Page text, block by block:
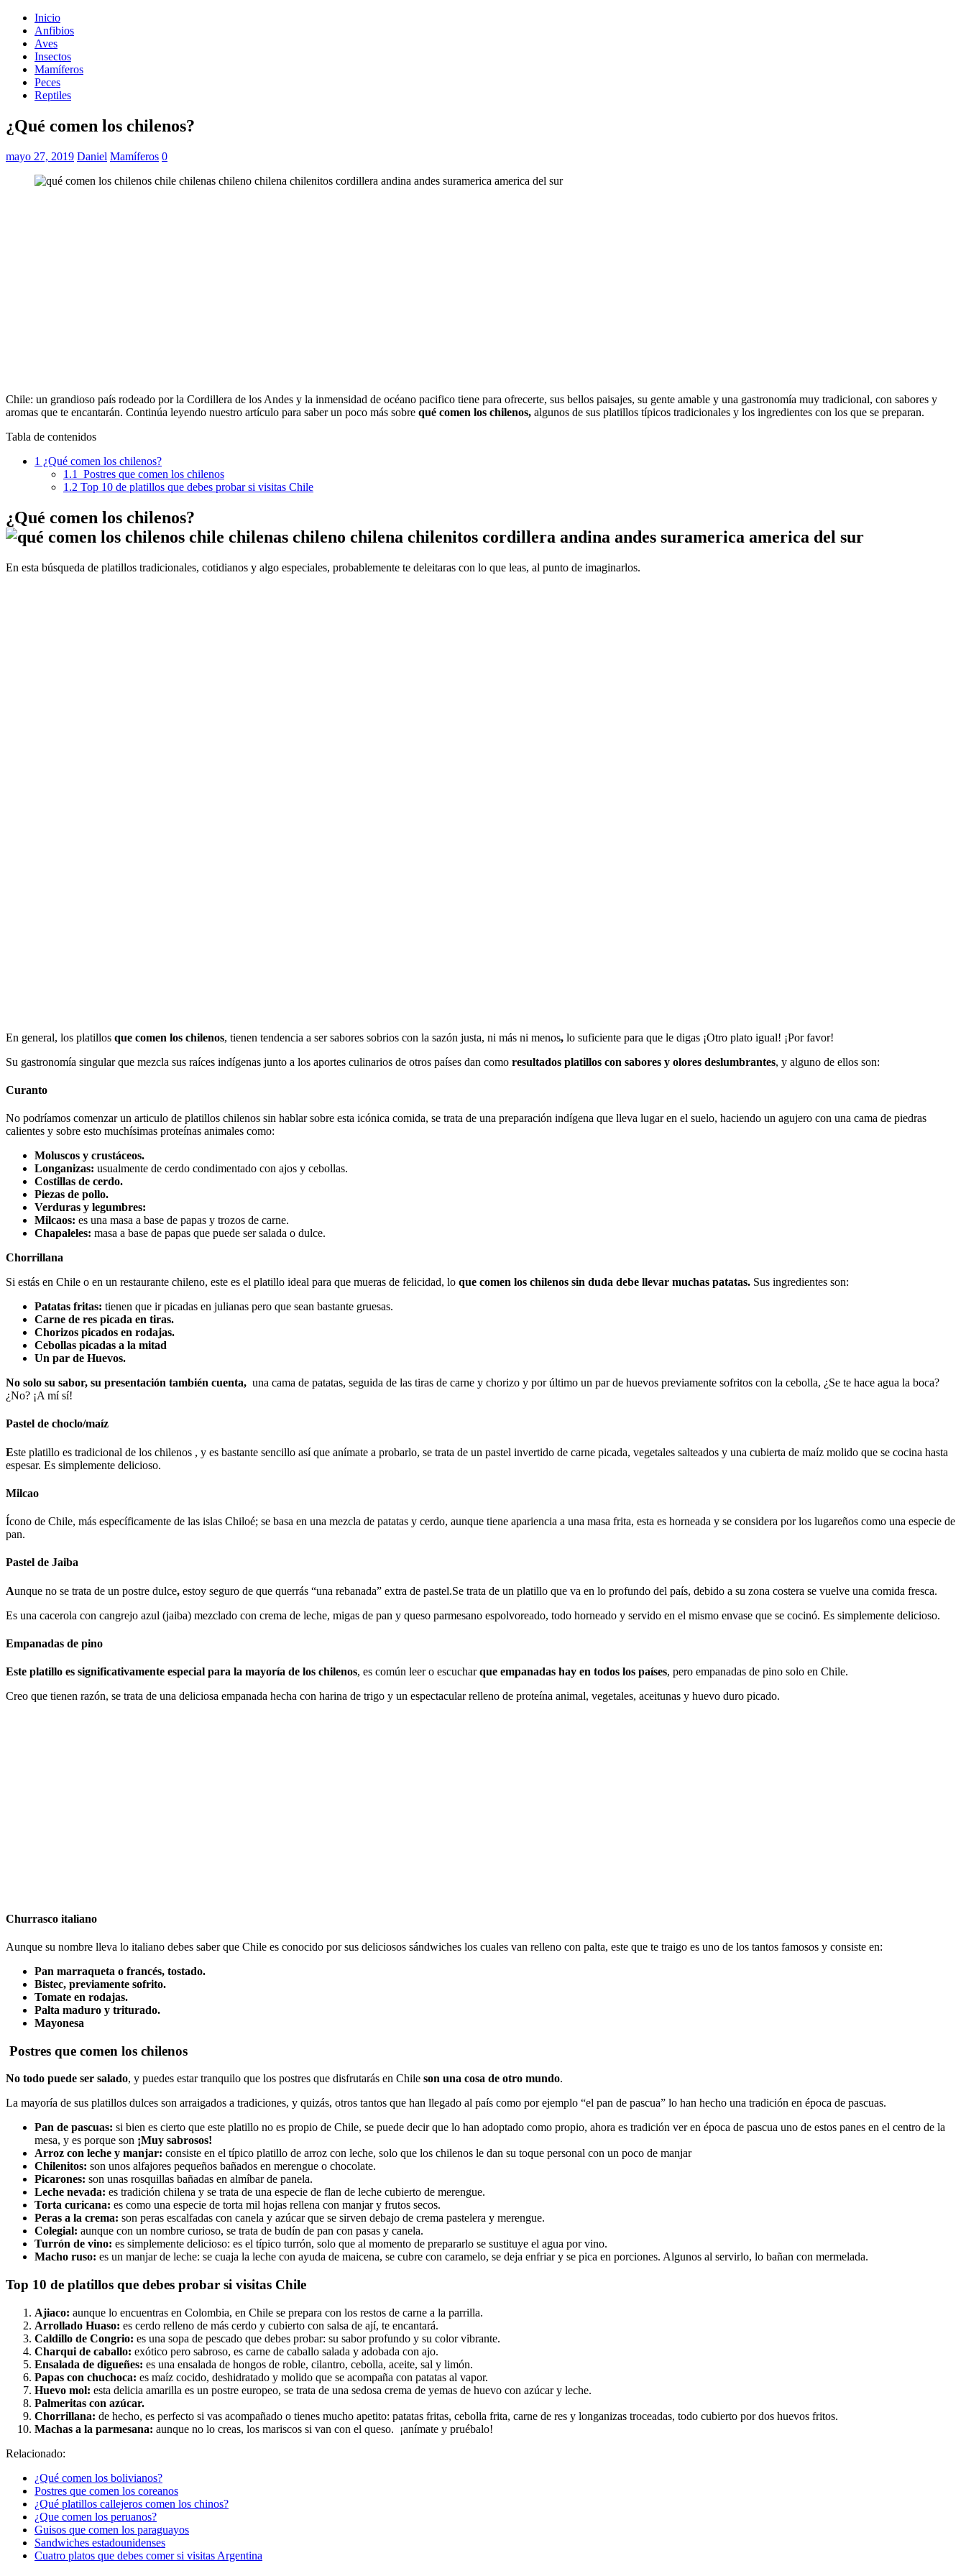
Inicio
Anfibios
Aves
Insectos
Mamíferos
Peces
Reptiles
¿Qué comen los chilenos?
mayo 27, 2019 Daniel Mamíferos 0
Chile: un grandioso país rodeado por la Cordillera de los Andes y la inmensidad de océano pacifico tiene para ofrecerte, sus bellos paisajes, su gente amable y una gastronomía muy tradicional, con sabores y
aromas que te encantarán. Continúa leyendo nuestro artículo para saber un poco más sobre qué comen los chilenos, algunos de sus platillos típicos tradicionales y los ingredientes con los que se preparan.
Tabla de contenidos
1 ¿Qué comen los chilenos?
1.1
Postres que comen los chilenos
1.2 Top 10 de platillos que debes probar si visitas Chile
¿Qué comen los chilenos?
En esta búsqueda de platillos tradicionales, cotidianos y algo especiales, probablemente te deleitaras con lo que leas, al punto de imaginarlos.
En general, los platillos que comen los chilenos, tienen tendencia a ser sabores sobrios con la sazón justa, ni más ni menos, lo suficiente para que le digas ¡Otro plato igual! ¡Por favor!
Su gastronomía singular que mezcla sus raíces indígenas junto a los aportes culinarios de otros países dan como resultados platillos con sabores y olores deslumbrantes, y alguno de ellos son:
Curanto
No podríamos comenzar un articulo de platillos chilenos sin hablar sobre esta icónica comida, se trata de una preparación indígena que lleva lugar en el suelo, haciendo un agujero con una cama de piedras
calientes y sobre esto muchísimas proteínas animales como:
Moluscos y crustáceos.
Longanizas: usualmente de cerdo condimentado con ajos y cebollas.
Costillas de cerdo.
Piezas de pollo.
Verduras y legumbres:
Milcaos: es una masa a base de papas y trozos de carne.
Chapaleles: masa a base de papas que puede ser salada o dulce.
Chorrillana
Si estás en Chile o en un restaurante chileno, este es el platillo ideal para que mueras de felicidad, lo que comen los chilenos sin duda debe llevar muchas patatas. Sus ingredientes son:
Patatas fritas: tienen que ir picadas en julianas pero que sean bastante gruesas.
Carne de res picada en tiras.
Chorizos picados en rodajas.
Cebollas picadas a la mitad
Un par de Huevos.
No solo su sabor, su presentación también cuenta, una cama de patatas, seguida de las tiras de carne y chorizo y por último un par de huevos previamente sofritos con la cebolla, ¿Se te hace agua la boca?
¿No? ¡A mí sí!
Pastel de choclo/maíz
Este platillo es tradicional de los chilenos , y es bastante sencillo así que anímate a probarlo, se trata de un pastel invertido de carne picada, vegetales salteados y una cubierta de maíz molido que se cocina hasta
espesar. Es simplemente delicioso.
Milcao
Ícono de Chile, más específicamente de las islas Chiloé; se basa en una mezcla de patatas y cerdo, aunque tiene apariencia a una masa frita, esta es horneada y se considera por los lugareños como una especie de
pan.
Pastel de Jaiba
Aunque no se trata de un postre dulce, estoy seguro de que querrás “una rebanada” extra de pastel.Se trata de un platillo que va en lo profundo del país, debido a su zona costera se vuelve una comida fresca.
Es una cacerola con cangrejo azul (jaiba) mezclado con crema de leche, migas de pan y queso parmesano espolvoreado, todo horneado y servido en el mismo envase que se cocinó. Es simplemente delicioso.
Empanadas de pino
Este platillo es significativamente especial para la mayoría de los chilenos, es común leer o escucharque empanadas hay en todos los países, pero empanadas de pino solo en Chile.
Creo que tienen razón, se trata de una deliciosa empanada hecha con harina de trigo y un espectacular relleno de proteína animal, vegetales, aceitunas y huevo duro picado.
Churrasco italiano
Aunque su nombre lleva lo italiano debes saber que Chile es conocido por sus deliciosos sándwiches los cuales van relleno con palta, este que te traigo es uno de los tantos famosos y consiste en:
Pan marraqueta o francés, tostado.
Bistec, previamente sofrito.
Tomate en rodajas.
Palta maduro y triturado.
Mayonesa
Postres que comen los chilenos
No todo puede ser salado, y puedes estar tranquilo que los postres que disfrutarás en Chile son una cosa de otro mundo.
La mayoría de sus platillos dulces son arraigados a tradiciones, y quizás, otros tantos que han llegado al país como por ejemplo “el pan de pascua” lo han hecho una tradición en época de pascuas.
Pan de pascuas: si bien es cierto que este platillo no es propio de Chile, se puede decir que lo han adoptado como propio, ahora es tradición ver en época de pascua uno de estos panes en el centro de la
mesa, y es porque son ¡Muy sabrosos!
Arroz con leche y manjar: consiste en el típico platillo de arroz con leche, solo que los chilenos le dan su toque personal con un poco de manjar
Chilenitos: son unos alfajores pequeños bañados en merengue o chocolate.
Picarones: son unas rosquillas bañadas en almíbar de panela.
Leche nevada: es tradición chilena y se trata de una especie de flan de leche cubierto de merengue.
Torta curicana: es como una especie de torta mil hojas rellena con manjar y frutos secos.
Peras a la crema: son peras escalfadas con canela y azúcar que se sirven debajo de crema pastelera y merengue.
Colegial: aunque con un nombre curioso, se trata de budín de pan con pasas y canela.
Turrón de vino: es simplemente delicioso: es el típico turrón, solo que al momento de prepararlo se sustituye el agua por vino.
Macho ruso: es un manjar de leche: se cuaja la leche con ayuda de maicena, se cubre con caramelo, se deja enfriar y se pica en porciones. Algunos al servirlo, lo bañan con mermelada.
Top 10 de platillos que debes probar si visitas Chile
Ajiaco: aunque lo encuentras en Colombia, en Chile se prepara con los restos de carne a la parrilla.
Arrollado Huaso: es cerdo relleno de más cerdo y cubierto con salsa de ají, te encantará.
Caldillo de Congrio: es una sopa de pescado que debes probar: su sabor profundo y su color vibrante.
Charqui de caballo: exótico pero sabroso, es carne de caballo salada y adobada con ajo.
Ensalada de digueñes: es una ensalada de hongos de roble, cilantro, cebolla, aceite, sal y limón.
Papas con chuchoca: es maíz cocido, deshidratado y molido que se acompaña con patatas al vapor.
Huevo mol: esta delicia amarilla es un postre europeo, se trata de una sedosa crema de yemas de huevo con azúcar y leche.
Palmeritas con azúcar.
Chorrillana: de hecho, es perfecto si vas acompañado o tienes mucho apetito: patatas fritas, cebolla frita, carne de res y longanizas troceadas, todo cubierto por dos huevos fritos.
Machas a la parmesana: aunque no lo creas, los mariscos si van con el queso. ¡anímate y pruébalo!
Relacionado:
¿Qué comen los bolivianos?
Postres que comen los coreanos
¿Qué platillos callejeros comen los chinos?
¿Que comen los peruanos?
Guisos que comen los paraguayos
Sandwiches estadounidenses
Cuatro platos que debes comer si visitas Argentina